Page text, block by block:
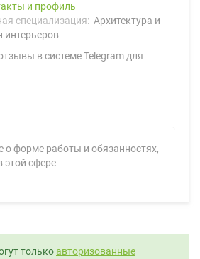
и профиль
специализация: Архитектура и
интерьеров
в системе Telegram для
о форме работы и обязанностях,
этой сфере
толькоавторизованные